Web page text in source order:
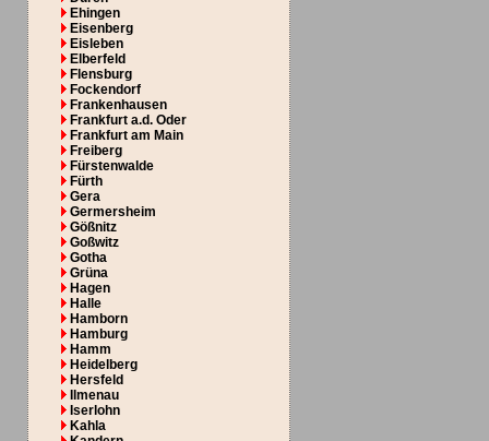
Ehingen
Eisenberg
Eisleben
Elberfeld
Flensburg
Fockendorf
Frankenhausen
Frankfurt a.d. Oder
Frankfurt am Main
Freiberg
Fürstenwalde
Fürth
Gera
Germersheim
Gößnitz
Goßwitz
Gotha
Grüna
Hagen
Halle
Hamborn
Hamburg
Hamm
Heidelberg
Hersfeld
Ilmenau
Iserlohn
Kahla